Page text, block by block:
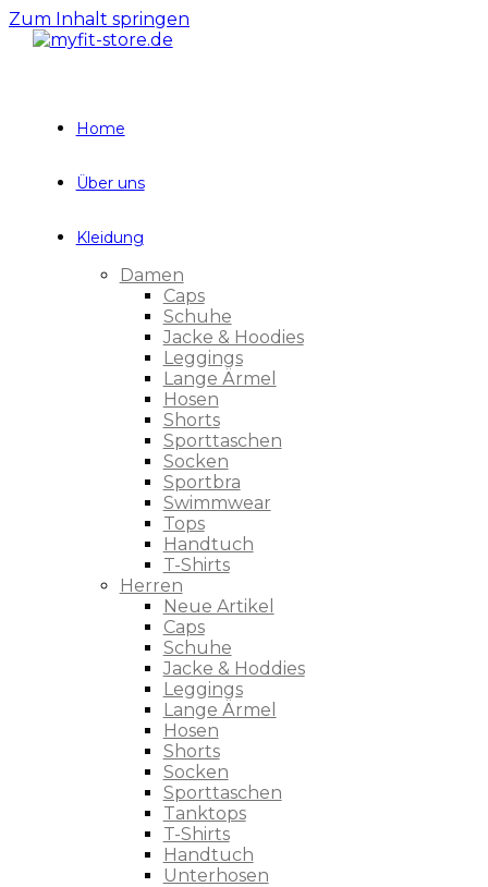
Zum Inhalt springen
Home
Über uns
Kleidung
Damen
Caps
Schuhe
Jacke & Hoodies
Leggings
Lange Ärmel
Hosen
Shorts
Sporttaschen
Socken
Sportbra
Swimmwear
Tops
Handtuch
T-Shirts
Herren
Neue Artikel
Caps
Schuhe
Jacke & Hoddies
Leggings
Lange Ärmel
Hosen
Shorts
Socken
Sporttaschen
Tanktops
T-Shirts
Handtuch
Unterhosen